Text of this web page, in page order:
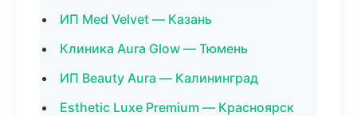
ИП Med Velvet — Казань
Клиника Aura Glow — Тюмень
ИП Beauty Aura — Калининград
Esthetic Luxe Premium — Красноярск